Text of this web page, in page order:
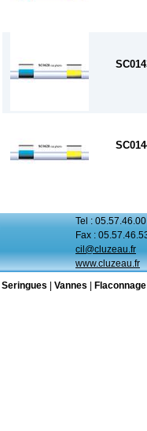
Tel :
Fax :
cil@cluzeau.fr
www.cluzeau.fr
Seringues Vannes Flaconnage